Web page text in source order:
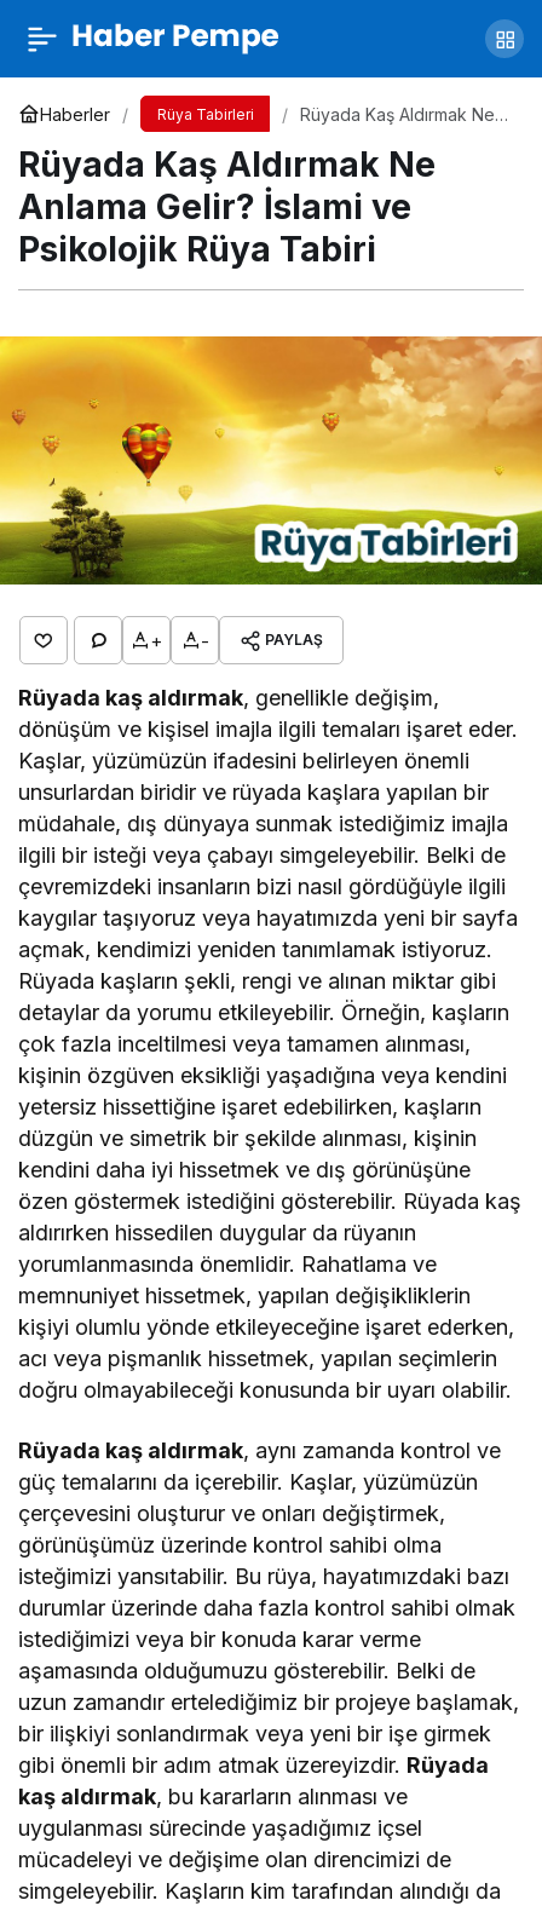
Haberler Rüya Tabirleri
Rüyada Kaş Aldırmak Ne
Psikolojik Rüya Tabiri
Rüyada Kaş Aldırmak Ne
Anlama Gelir? İslami ve
Psikolojik Rüya Tabiri
+ - PAYLAŞ
Rüyada kaş aldırmak, genellikle değişim,
dönüşüm ve kişisel imajla ilgili temaları işaret eder.
Kaşlar, yüzümüzün ifadesini belirleyen önemli
unsurlardan biridir ve rüyada kaşlara yapılan bir
müdahale, dış dünyaya sunmak istediğimiz imajla
ilgili bir isteği veya çabayı simgeleyebilir. Belki de
çevremizdeki insanların bizi nasıl gördüğüyle ilgili
kaygılar taşıyoruz veya hayatımızda yeni bir sayfa
açmak, kendimizi yeniden tanımlamak istiyoruz.
Rüyada kaşların şekli, rengi ve alınan miktar gibi
detaylar da yorumu etkileyebilir. Örneğin, kaşların
çok fazla inceltilmesi veya tamamen alınması,
kişinin özgüven eksikliği yaşadığına veya kendini
yetersiz hissettiğine işaret edebilirken, kaşların
düzgün ve simetrik bir şekilde alınması, kişinin
kendini daha iyi hissetmek ve dış görünüşüne
özen göstermek istediğini gösterebilir. Rüyada kaş
aldırırken hissedilen duygular da rüyanın
yorumlanmasında önemlidir. Rahatlama ve
memnuniyet hissetmek, yapılan değişikliklerin
kişiyi olumlu yönde etkileyeceğine işaret ederken,
acı veya pişmanlık hissetmek, yapılan seçimlerin
doğru olmayabileceği konusunda bir uyarı olabilir.
Rüyada kaş aldırmak, aynı zamanda kontrol ve
güç temalarını da içerebilir. Kaşlar, yüzümüzün
çerçevesini oluşturur ve onları değiştirmek,
görünüşümüz üzerinde kontrol sahibi olma
isteğimizi yansıtabilir. Bu rüya, hayatımızdaki bazı
durumlar üzerinde daha fazla kontrol sahibi olmak
istediğimizi veya bir konuda karar verme
aşamasında olduğumuzu gösterebilir. Belki de
uzun zamandır ertelediğimiz bir projeye başlamak,
bir ilişkiyi sonlandırmak veya yeni bir işe girmek
gibi önemli bir adım atmak üzereyizdir. Rüyada
kaş aldırmak, bu kararların alınması ve
uygulanması sürecinde yaşadığımız içsel
mücadeleyi ve değişime olan direncimizi de
simgeleyebilir. Kaşların kim tarafından alındığı da
Rüyada Pişmiş Et Görmek Ne Anlama Gelir?
İslami ve Psikolojik Rüya Tabiri
Paylaş